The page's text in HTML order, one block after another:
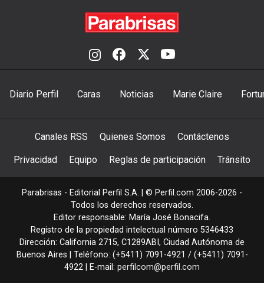
Diario Perfil Caras Noticias Marie Claire
Canales RSS Quienes Somos Contáctenos
Privacidad Equipo Reglas de participación Tránsito
Parabrisas - Editorial Perfil S.A. | © Perfil.com 2006-2026 -
Todos los derechos reservados.
Editor responsable: María José Bonacifa.
Registro de la propiedad intelectual número 5346433
Dirección: California 2715, C1289ABI , Ciudad Autónoma de
Buenos Aires | Teléfono: (+5411) 7091-4921 / (+5411) 7091-
4922 | E-mail: perfilcom@perfil.com